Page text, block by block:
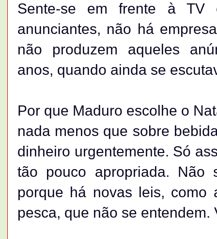
Sente-se em frente à
anunciantes, não há
não produzem aqueles
anos, quando ainda se
Por que Maduro escolhe o
nada menos que sobre
dinheiro urgentemente. Só
tão pouco apropriada.
porque há novas leis, como
pesca, que não se